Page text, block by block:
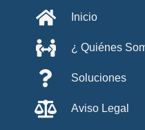
Inicio
¿ Quiénes
Soluciones
Aviso Legal